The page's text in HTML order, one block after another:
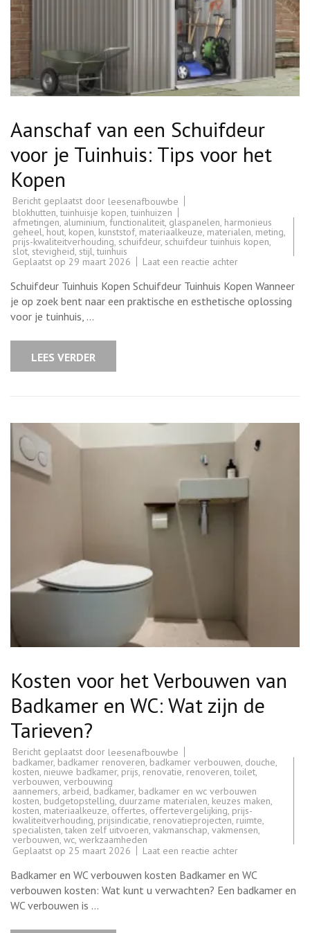
Aanschaf van een Schuifdeur
voor je Tuinhuis: Tips voor het
Kopen
Bericht geplaatst door leesenafbouwbe
blokhutten,tuinhuisje kopen,tuinhuizen
afmetingen, aluminium, functionaliteit, glaspanelen, harmonieus
geheel,hout, kopen, kunststof, materiaalkeuze, materialen, meting,
prijs-kwaliteitverhouding, schuifdeur, schuifdeur tuinhuis kopen,
slot, stevigheid, stijl,tuinhuis
Geplaatst op 29 maart 2026 Laat een reactie achterop
een
Schuifdeur
voor
Schuifdeur Tuinhuis Kopen Schuifdeur Tuinhuis Kopen Wanneer
je op zoek bent naar een praktische en esthetische oplossing
voor je tuinhuis, …
LEES VERDER
Kosten voor het Verbouwen van
Badkamer en WC: Wat zijn de
Tarieven?
Bericht geplaatst door leesenafbouwbe
badkamer, badkamer renoveren, badkamer verbouwen, douche,
kosten, nieuwe badkamer, prijs, renovatie, renoveren,toilet,
verbouwen, verbouwing
aannemers, arbeid, badkamer, badkamer en wc verbouwen
kosten, budgetopstelling, duurzame materialen, keuzes maken,
kosten, materiaalkeuze, offertes, offertevergelijking, prijs-
kwaliteitverhouding, prijsindicatie, renovatieprojecten, ruimte,
specialisten,taken zelf uitvoeren, vakmanschap, vakmensen,
verbouwen, wc, werkzaamheden
Geplaatst op 25 maart 2026 Laat een reactie achterop
voor
het
Verbouwen
van
Badkamer en WC verbouwen kosten Badkamer en WC
verbouwen kosten: Wat kunt u verwachten? Een badkamer en
WC verbouwen is …